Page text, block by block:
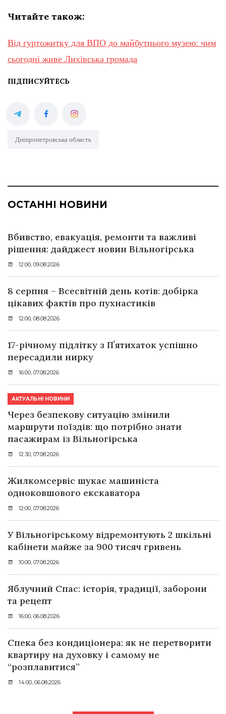
Читайте також:
Від гуртожитку для ВПО до майбутнього музею: чим
сьогодні живе Лихівська громада
ПІДПИСУЙТЕСЬ
Дніпропетровська область
ОСТАННІ НОВИНИ
Вбивство, евакуація, ремонти та важливі
рішення: дайджест новин Вільногірська
12:00, 09.08.2026
8 серпня – Всесвітній день котів: добірка
цікавих фактів про пухнастиків
12:00, 08.08.2026
17-річному підлітку з Пʼятихаток успішно
пересадили нирку
16:00, 07.08.2026
АКТУАЛЬНІ НОВИНИ
Через безпекову ситуацію змінили
маршрути поїздів: що потрібно знати
пасажирам із Вільногірська
12:30, 07.08.2026
Жилкомсервіс шукає машиніста
одноковшового екскаватора
12:00, 07.08.2026
У Вільногірському відремонтують 2 шкільні
кабінети майже за 900 тисяч гривень
10:00, 07.08.2026
Яблучний Спас: історія, традиції, заборони
та рецепт
16:00, 06.08.2026
Спека без кондиціонера: як не перетворити
квартиру на духовку і самому не
“розплавитися”
14:00, 06.08.2026